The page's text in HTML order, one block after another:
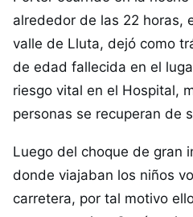
alrededor de las 22 horas,
valle de Lluta, dejó como
de edad fallecida en el
riesgo vital en el Hospital,
personas se recuperan de
Luego del choque de gran
donde viajaban los niños
carretera, por tal motivo